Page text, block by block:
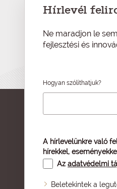
Hírlevél
Ne maradjon le
fejlesztési és
Hogyan szólíthatjuk?
A hírlevelünkre való
hírekkel,
Az adatvédelmi
Beletekintek a